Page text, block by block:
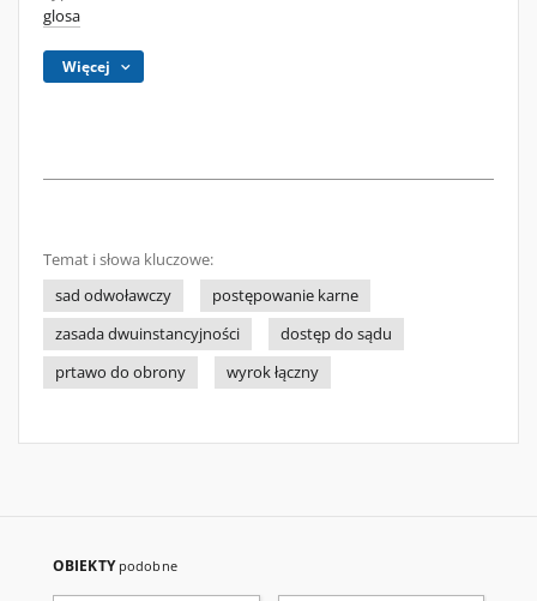
glosa
Więcej
Temat i słowa kluczowe:
sad odwoławczy
postępowanie karne
zasada dwuinstancyjności
dostęp do sądu
prtawo do obrony
wyrok łączny
OBIEKTY podobne